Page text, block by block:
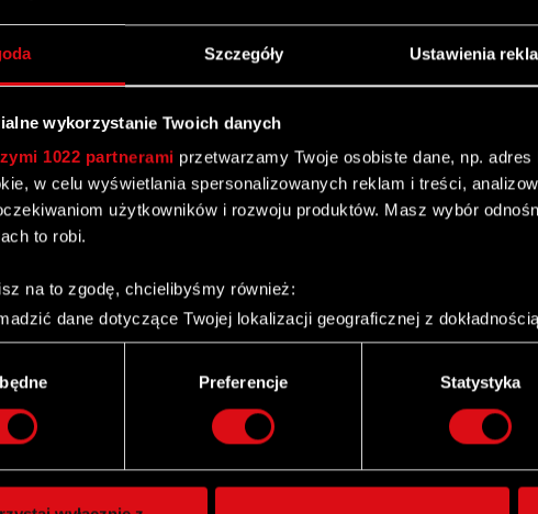
Szczegóły Ustawienia
wykorzystanie Twoich danych
1022 partnerami przetwarzamy Twoje osobiste dane, np.
w celu wyświetlania spersonalizowanych reklam i treści,
użytkowników i rozwoju produktów. Masz wybór
to robi.
na to zgodę, chcielibyśmy również:
dane dotyczące Twojej lokalizacji geograficznej z
Twoje urządzenie, aktywnie analizując charakteryzującego
więcej odnośnie tego, jak Twoje osobiste dane są przetwarzane
. W Deklaracji plików cookie możesz zmienić lub wycofać swoją
pliki cookie do spersonalizowania treści i reklam, aby oferować
Preferencje Statystyka
akcji do obrotu na rynku regulowanym GPW - ESPI